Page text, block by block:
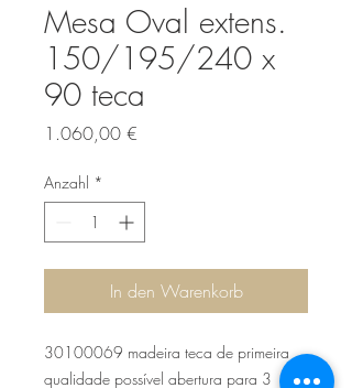
Mesa Oval extens.
150/195/240 x
90 teca
1.060,00 €
Anzahl *
In den Warenkorb
30100069 madeira teca de primeira
qualidade possível abertura para 3